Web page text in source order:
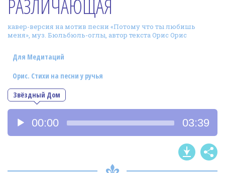
Фотогалерея
In English
Видео
Ииссиидиология
Номера песен
РАЗЛИЧАЮЩАЯ
кавер-версия на мотив песни «Потому что ты любишь
меня», муз. Бюльбюль-оглы, автор текста Орис Орис
Звёздный Дом
Для Медитаций
Орис. Стихи на песни у ручья
Аудиоплеер
00:00 03:39